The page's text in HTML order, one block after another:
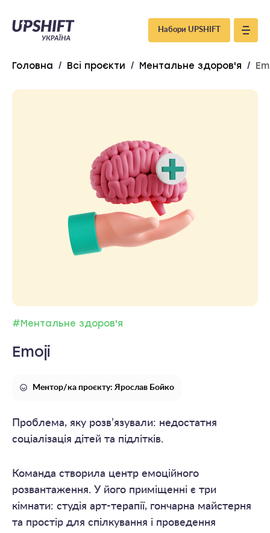
Upshift
–
Україна
Набори UPSHIFT
Головна / Всі проєкти / Ментальне здоров'я /
#Ментальне здоров'я
Emoji
Ментор/ка проєкту: Ярослав Бойко
Проблема, яку розв’язували: недостатня
соціалізація дітей та підлітків.
Команда створила центр емоційного
розвантаження. У його приміщенні є три
кімнати: студія арт-терапії, гончарна майстерня
та простір для спілкування і проведення